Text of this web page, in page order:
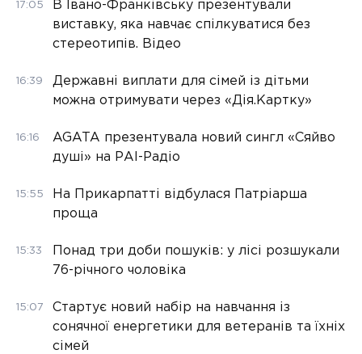
17:05
В Івано-Франківську презентували
виставку, яка навчає спілкуватися без
стереотипів. Відео
16:39
Державні виплати для сімей із дітьми
можна отримувати через «Дія.Картку»
16:16
AGATA презентувала новий сингл «Сяйво
душі» на РАІ-Радіо
15:55
На Прикарпатті відбулася Патріарша
проща
15:33
Понад три доби пошуків: у лісі розшукали
76-річного чоловіка
15:07
Стартує новий набір на навчання із
сонячної енергетики для ветеранів та їхніх
сімей